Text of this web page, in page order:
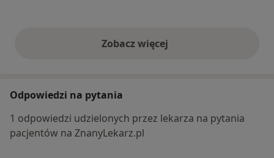
Zobacz więcejopinie powyżej
Odpowiedzi na pytania
1 odpowiedzi udzielonych przez lekarza na pytania
pacjentów na ZnanyLekarz.pl